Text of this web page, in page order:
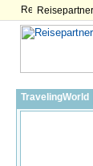
TravelingWorld